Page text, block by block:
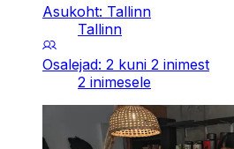
Asukoht: Tallinn
Tallinn
Osalejad: 2 kuni 2 inimest
2 inimesele